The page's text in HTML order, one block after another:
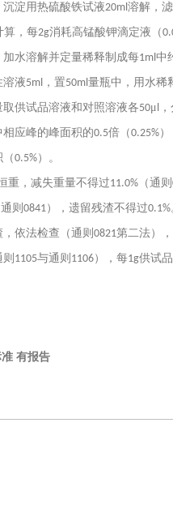
淀用热硫酸铁试液20ml溶解，
算，每2g消耗高锰酸钾滴定液（
水溶解并定量稀释制成每1ml中
溶液5ml ，置50ml量瓶中，用水稀
供试品溶液和对照溶液各50μl
应峰的峰面积的0.5倍（0.25%
（0.5%）。
重，减失重量不得过11.0% （通则
通则0841），遗留残渣不得过0.1%
依法检查（通则0821第二法）
1105与通则 1106），每1g供试
有报告